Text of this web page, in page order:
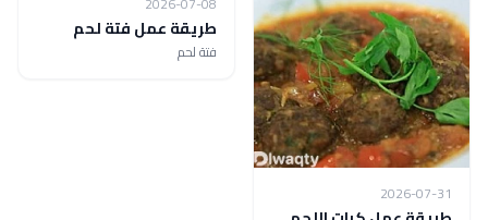
2026-07-31
طريقة عمل فتة لحم
فتة لحم